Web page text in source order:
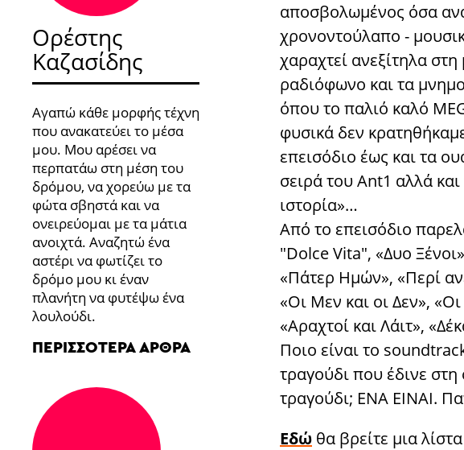
Ορέστης
Καζασίδης
Αγαπώ κάθε μορφής τέχνη
που ανακατεύει το μέσα
μου. Μου αρέσει να
περπατάω στη μέση του
δρόμου, να χορεύω με τα
φώτα σβηστά και να
ονειρεύομαι με τα μάτια
ανοιχτά. Αναζητώ ένα
αστέρι να φωτίζει το
δρόμο μου κι έναν
πλανήτη να φυτέψω ένα
λουλούδι.
ΠΕΡΙΣΣΌΤΕΡΑ ΆΡΘΡΑ
αποσβολωμένος όσα
χρονοντούλαπο -
χαραχτεί ανεξίτηλα
ραδιόφωνο και τα
όπου το παλιό καλό
φυσικά δεν
επεισόδιο έως και τα
σειρά του Ant1 αλλά
ιστορία»…
Από το επεισόδιο
"Dolce Vita", «Δυο
«Πάτερ Ημών», «Περί
«Οι Μεν και οι Δεν»,
«Αραχτοί και Λάιτ»,
Ποιο είναι το
τραγούδι που έδινε στη
τραγούδι; ΕΝΑ ΕΙΝΑΙ.
Εδώ θα βρείτε μια